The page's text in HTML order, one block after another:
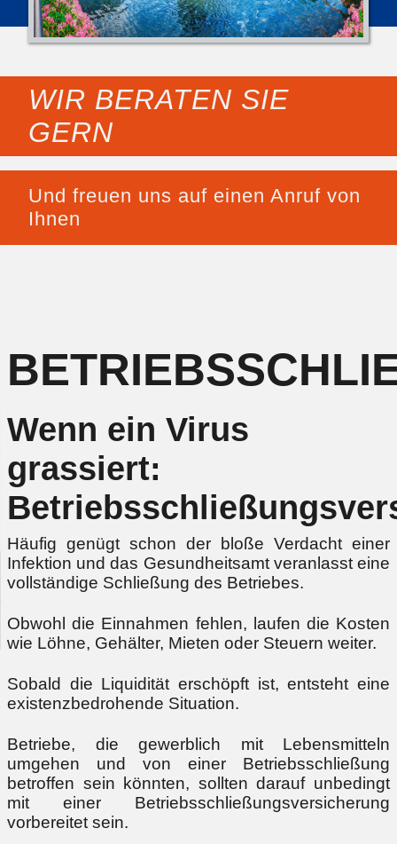
WIR BERATEN SIE
GERN
Und freuen uns auf einen Anruf von
Ihnen
Wenn ein Virus
grassiert:
Häufig genügt schon der bloße Verdacht einer
Infektion und das Gesundheitsamt veranlasst eine
vollständige Schließung des Betriebes.
Obwohl die Einnahmen fehlen, laufen die Kosten
wie Löhne, Gehälter, Mieten oder Steuern weiter.
Sobald die Liquidität erschöpft ist, entsteht eine
existenzbedrohende Situation.
Betriebe, die gewerblich mit Lebensmitteln
umgehen und von einer Betriebsschließung
betroffen sein könnten, sollten darauf unbedingt
mit einer Betriebsschließungsversicherung
vorbereitet sein.